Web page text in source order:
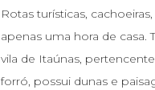
Rotas turísticas,
apenas uma hora de
vila de Itaúnas,
forró, possui dunas e